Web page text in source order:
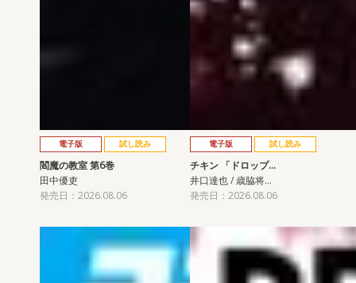
電子版 試し読み
閻魔の教室 第6巻
田中優吏
発売日：2026.08.06
電子版 試し読み
チキン 「ドロップ…
井口達也 / 歳脇将…
発売日：2026.08.06